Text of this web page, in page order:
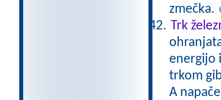
zmečka.
Trk
energijo
trkom
A